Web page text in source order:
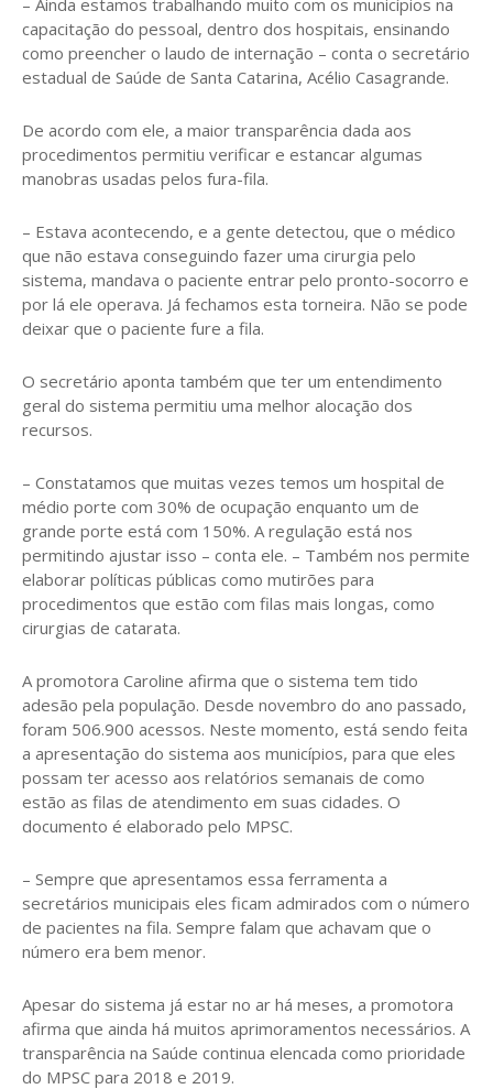
capacitação do pessoal, dentro dos hospitais, ensinando
como preencher o laudo de internação – conta o secretário
estadual de Saúde de Santa Catarina, Acélio Casagrande.
De acordo com ele, a maior transparência dada aos
procedimentos permitiu verificar e estancar algumas
manobras usadas pelos fura-fila.
– Estava acontecendo, e a gente detectou, que o médico
que não estava conseguindo fazer uma cirurgia pelo
sistema, mandava o paciente entrar pelo pronto-socorro e
por lá ele operava. Já fechamos esta torneira. Não se pode
deixar que o paciente fure a fila.
O secretário aponta também que ter um entendimento
geral do sistema permitiu uma melhor alocação dos
recursos.
– Constatamos que muitas vezes temos um hospital de
médio porte com 30% de ocupação enquanto um de
grande porte está com 150%. A regulação está nos
permitindo ajustar isso – conta ele. – Também nos permite
elaborar políticas públicas como mutirões para
procedimentos que estão com filas mais longas, como
cirurgias de catarata.
A promotora Caroline afirma que o sistema tem tido
adesão pela população. Desde novembro do ano passado,
foram 506.900 acessos. Neste momento, está sendo feita
a apresentação do sistema aos municípios, para que eles
possam ter acesso aos relatórios semanais de como
estão as filas de atendimento em suas cidades. O
documento é elaborado pelo MPSC.
– Sempre que apresentamos essa ferramenta a
secretários municipais eles ficam admirados com o número
de pacientes na fila. Sempre falam que achavam que o
número era bem menor.
Apesar do sistema já estar no ar há meses, a promotora
afirma que ainda há muitos aprimoramentos necessários. A
transparência na Saúde continua elencada como prioridade
do MPSC para 2018 e 2019.